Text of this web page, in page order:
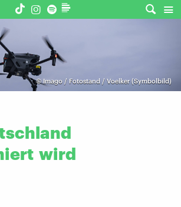
© Imago / Fotostand / Voelker (Symbolbild)
wird